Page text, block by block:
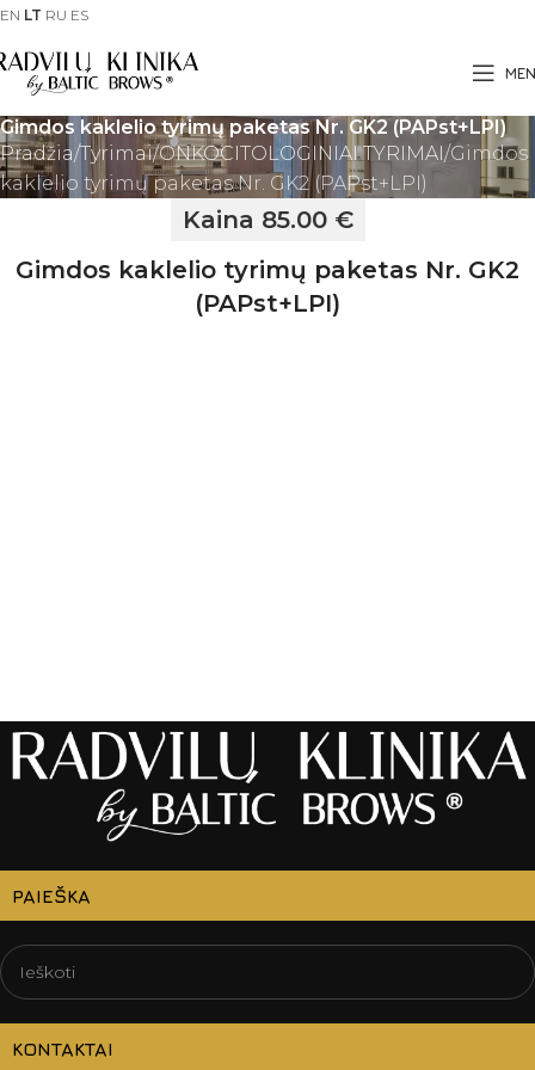
EN LT RU ES
Gimdos kaklelio tyrimų paketas Nr. GK2 (PAPst+LPI)
Pradžia Tyrimai ONKOCITOLOGINIAI TYRIMAI Gimdos
kaklelio tyrimų paketas Nr. GK2 (PAPst+LPI)
Kaina 85.00 €
Gimdos kaklelio tyrimų paketas Nr. GK2
(PAPst+LPI)
PAIEŠKA
KONTAKTAI